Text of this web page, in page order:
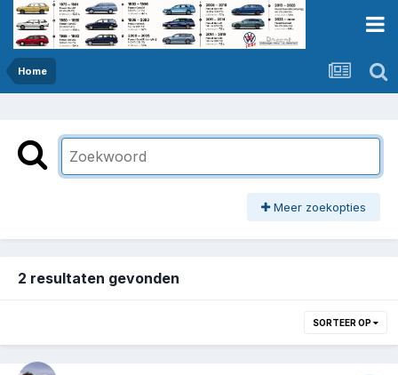
Home
Meer zoekopties
2 resultaten gevonden
SORTEER OP